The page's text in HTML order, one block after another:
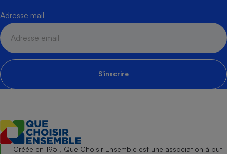
Adresse mail
S'inscrire
Créée en 1951, Que Choisir Ensemble est une association à but